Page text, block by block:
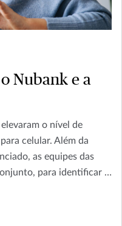
Nubank e a
o nível de
celular. Além da
as equipes das
para identificar e